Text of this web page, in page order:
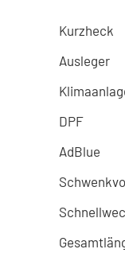
Kurzheck
Ausleger
DPF
AdBlue